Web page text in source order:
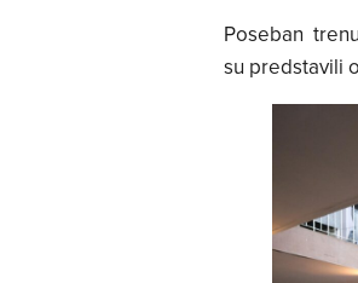
Poseban
su predstavili